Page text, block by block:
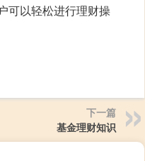
可以轻松进行理财操
下一篇
基金理财知识